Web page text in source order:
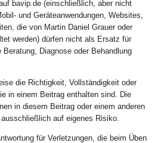
bavip.de (einschließlich, aber nicht
und Geräteanwendungen, Websites,
die von Martin Daniel Grauer oder
werden) dürfen nicht als Ersatz für
Diagnose oder Behandlung
die Richtigkeit, Vollständigkeit oder
in einem Beitrag enthalten sind. Die
in diesem Beitrag oder einem anderen
auf eigenes Risiko.
für Verletzungen, die beim Üben